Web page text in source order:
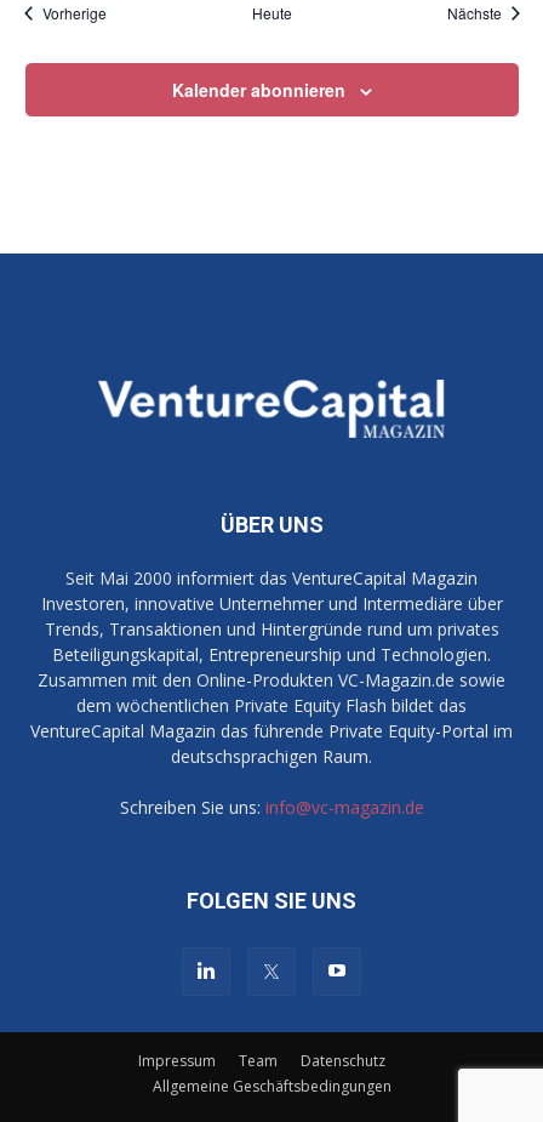
VorherigeVeranstaltungen Heute Nächste
Kalender abonnieren
ÜBER UNS
Seit Mai 2000 informiert das VentureCapital Magazin
Investoren, innovative Unternehmer und Intermediäre über
Trends, Transaktionen und Hintergründe rund um privates
Beteiligungskapital, Entrepreneurship und Technologien.
Zusammen mit den Online-Produkten VC-Magazin.de sowie
dem wöchentlichen Private Equity Flash bildet das
VentureCapital Magazin das führende Private Equity-Portal im
deutschsprachigen Raum.
Schreiben Sie uns: info@vc-magazin.de
FOLGEN SIE UNS
Impressum Team
Datenschutz
Allgemeine Geschäftsbedingungen